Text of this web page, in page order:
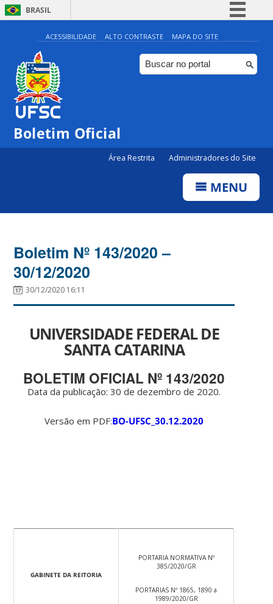
BRASIL
Simplifique!
Comunica BR
Participe
ACESSIBILIDADE ALTO CONTRASTE MAPA DO SITE
Boletim Oficial
Área Restrita Administradores do Site
MENU
Boletim Nº 143/2020 –
30/12/2020
30/12/2020 16:11
UNIVERSIDADE FEDERAL DE
SANTA CATARINA
BOLETIM OFICIAL Nº 143/2020
Data da publicação: 30 de dezembro de 2020.
Versão em PDF:BO-UFSC_30.12.2020
GABINETE DA REITORIA
PORTARIA NORMATIVA Nº
385/2020/GR
PORTARIAS Nº 1865, 1890 a
1989/2020/GR